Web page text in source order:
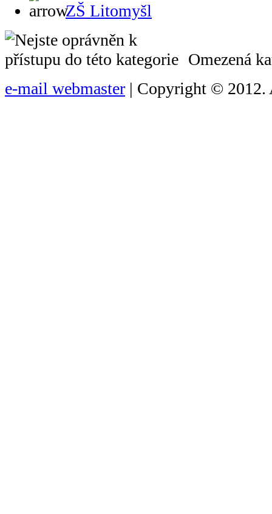
ZŠ Litomyšl
Omezená
e-mail webmaster | Copyright © 2012.